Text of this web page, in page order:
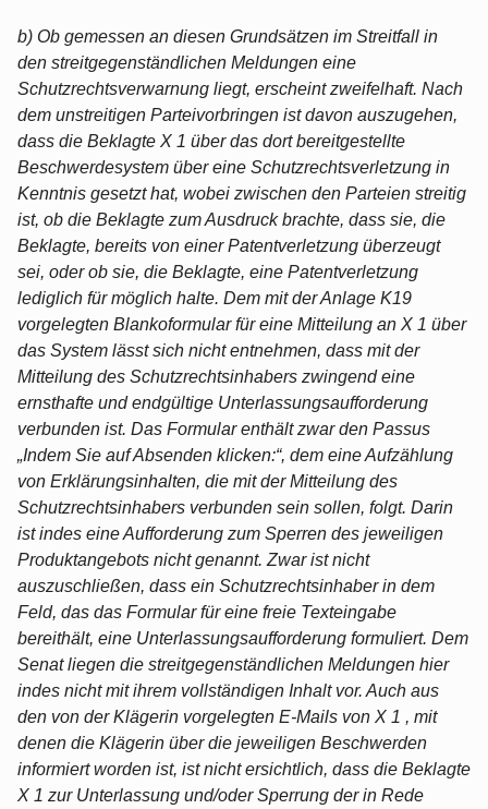
b) Ob gemessen an diesen Grundsätzen im Streitfall in
den streitgegenständlichen Meldungen eine
Schutzrechtsverwarnung liegt, erscheint zweifelhaft. Nach
dem unstreitigen Parteivorbringen ist davon auszugehen,
dass die Beklagte X 1 über das dort bereitgestellte
Beschwerdesystem über eine Schutzrechtsverletzung in
Kenntnis gesetzt hat, wobei zwischen den Parteien streitig
ist, ob die Beklagte zum Ausdruck brachte, dass sie, die
Beklagte, bereits von einer Patentverletzung überzeugt
sei, oder ob sie, die Beklagte, eine Patentverletzung
lediglich für möglich halte. Dem mit der Anlage K19
vorgelegten Blankoformular für eine Mitteilung an X 1 über
das System lässt sich nicht entnehmen, dass mit der
Mitteilung des Schutzrechtsinhabers zwingend eine
ernsthafte und endgültige Unterlassungsaufforderung
verbunden ist. Das Formular enthält zwar den Passus
„Indem Sie auf Absenden klicken:“, dem eine Aufzählung
von Erklärungsinhalten, die mit der Mitteilung des
Schutzrechtsinhabers verbunden sein sollen, folgt. Darin
ist indes eine Aufforderung zum Sperren des jeweiligen
Produktangebots nicht genannt. Zwar ist nicht
auszuschließen, dass ein Schutzrechtsinhaber in dem
Feld, das das Formular für eine freie Texteingabe
bereithält, eine Unterlassungsaufforderung formuliert. Dem
Senat liegen die streitgegenständlichen Meldungen hier
indes nicht mit ihrem vollständigen Inhalt vor. Auch aus
den von der Klägerin vorgelegten E-Mails von X 1 , mit
denen die Klägerin über die jeweiligen Beschwerden
informiert worden ist, ist nicht ersichtlich, dass die Beklagte
X 1 zur Unterlassung und/oder Sperrung der in Rede